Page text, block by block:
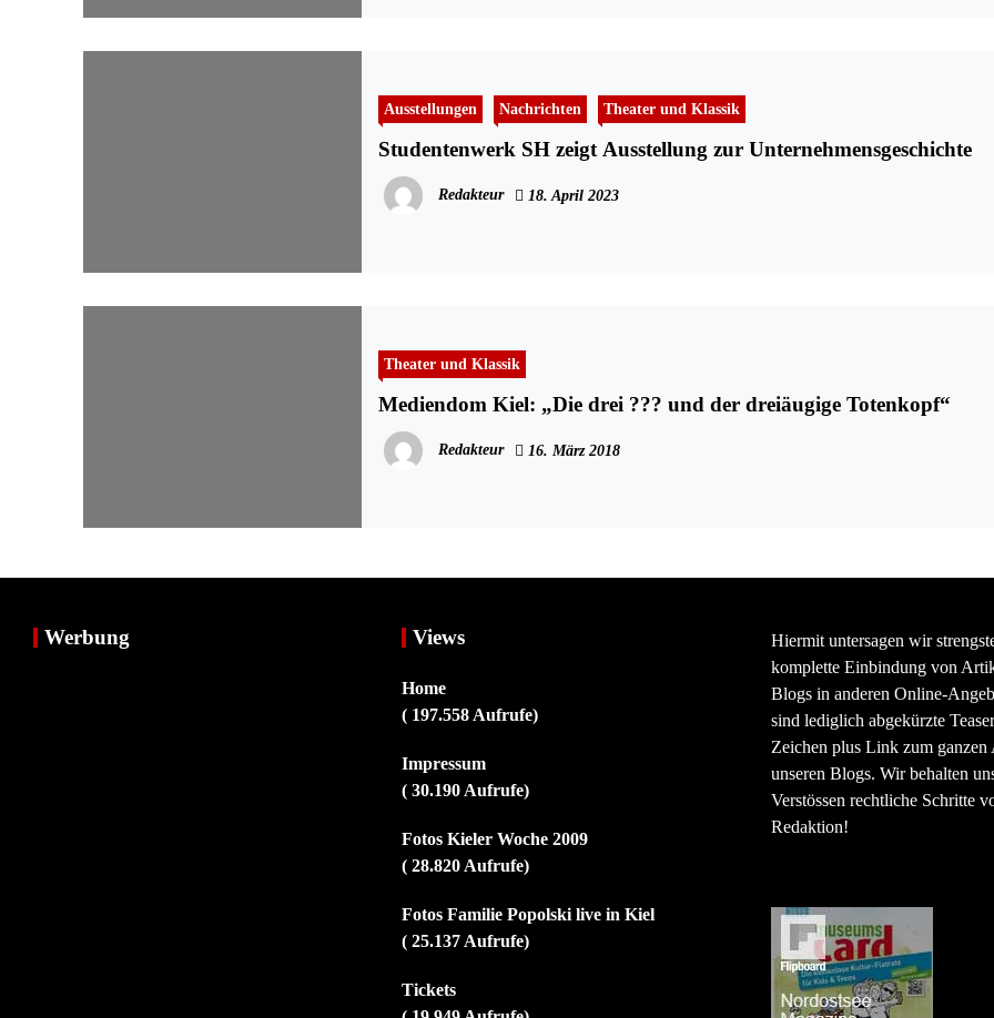
Ausstellungen Nachrichten Theater und Klassik
Studentenwerk SH zeigt Ausstellung zur Unternehmensgeschichte
Redakteur 18. April 2023
Theater und Klassik
Mediendom Kiel: „Die drei ??? und der dreiäugige Totenkopf“
Redakteur 16. März 2018
Werbung Views
Home
( 197.558 Aufrufe)
Impressum
( 30.190 Aufrufe)
Fotos Kieler Woche 2009
( 28.820 Aufrufe)
Fotos Familie Popolski live in Kiel
( 25.137 Aufrufe)
Tickets
Hiermit untersagen wir
komplette Einbindung von
Blogs in anderen Online-
sind lediglich abgekürzte
Zeichen plus Link zum
unseren Blogs. Wir behalten
Verstössen rechtliche Schritte
Redaktion!